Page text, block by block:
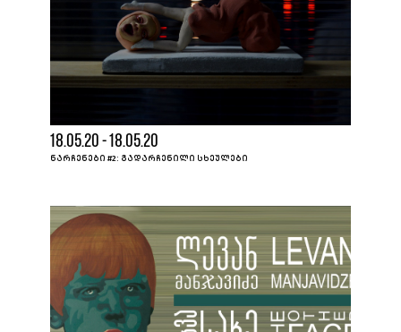
18.05.20 - 18.05.20
ᲜᲐᲠᲩᲔᲜᲔᲑᲘ #2: ᲒᲐᲓᲐᲠᲩᲔᲜᲘᲚᲘ ᲡᲮᲔᲣᲚᲔᲑᲘ